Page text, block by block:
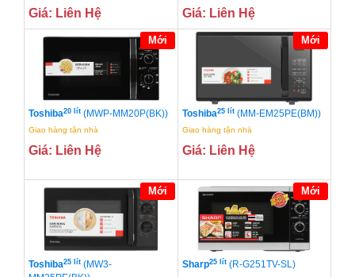
Giá: Liên Hệ Giá: Liên Hệ
Mới
Toshiba20 lít (MWP-MM20P(BK))
Giao hàng tận nhà
Giá: Liên Hệ
Mới
Toshiba25 lít (MM-EM25PE(BM))
Giao hàng tận nhà
Giá: Liên Hệ
Mới
Toshiba25 lít (MW3-
Mới
Sharp25 lít (R-G251TV-SL)